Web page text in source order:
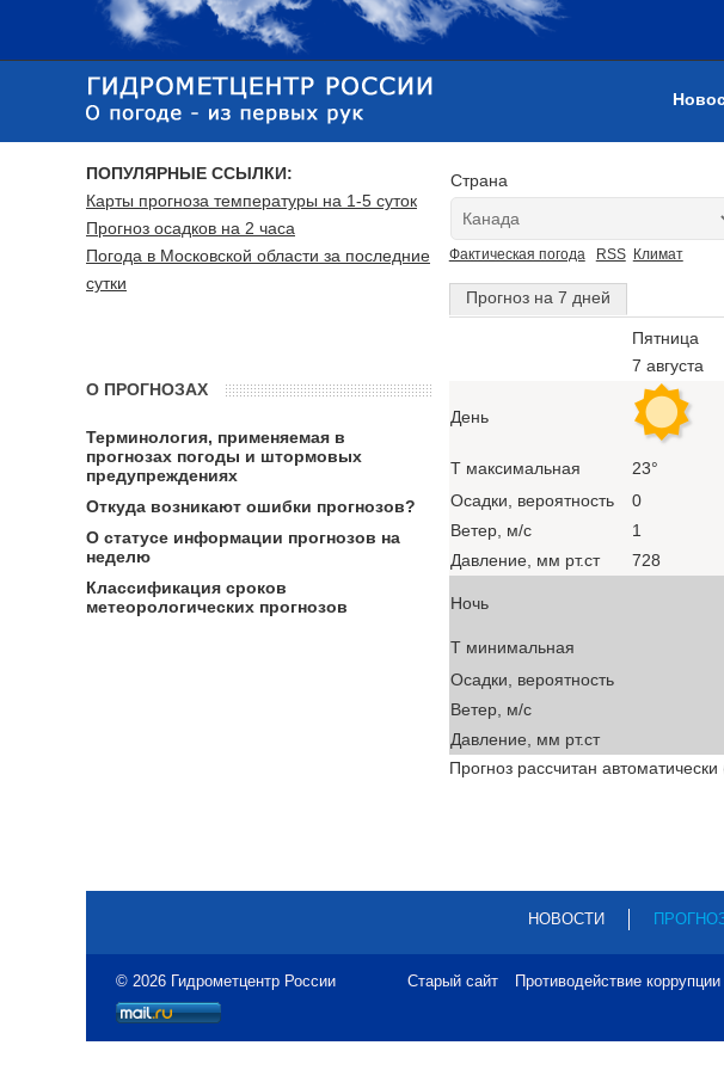
Страна
Фактическая погода RSS Климат
Прогноз на 7 дней
Пятница
7 августа
День
T максимальная 23°
Осадки, вероятность
0
Ветер, м/с
1
Давление, мм рт.ст
728
Ночь
T минимальная
Осадки, вероятность
Ветер, м/с
Давление, мм рт.ст
Прогноз рассчитан автоматически
ПОПУЛЯРНЫЕ ССЫЛКИ:
Карты прогноза температуры на 1-5 суток
Прогноз осадков на 2 часа
Погода в Московской области за последние
сутки
О ПРОГНОЗАХ
Терминология, применяемая в
прогнозах погоды и штормовых
предупреждениях
Откуда возникают ошибки прогнозов?
О статусе информации прогнозов на
неделю
Классификация сроков
метеорологических прогнозов
НОВОСТИ
© 2026 Гидрометцентр России Старый сайт Противодействие коррупции